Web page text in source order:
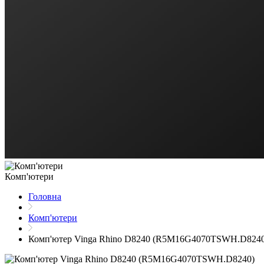
Комп'ютери
Головна
Комп'ютери
Комп'ютер Vinga Rhino D8240